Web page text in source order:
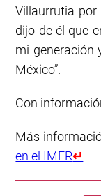
Villaurrutia
dijo de él que
mi generación
México”.
Con
Más
en el IMER↵